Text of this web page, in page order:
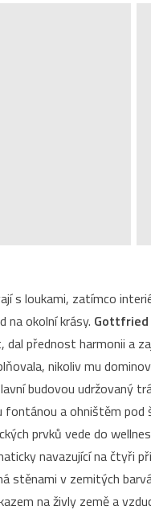
s loukami, zatímco
na okolní krásy. Gottfried
dal přednost harmonii a
nikoliv mu
budovou udržovaný
fontánou a ohništěm pod
prvků vede do
navazující na čtyři
stěnami v zemitých
na živly země a